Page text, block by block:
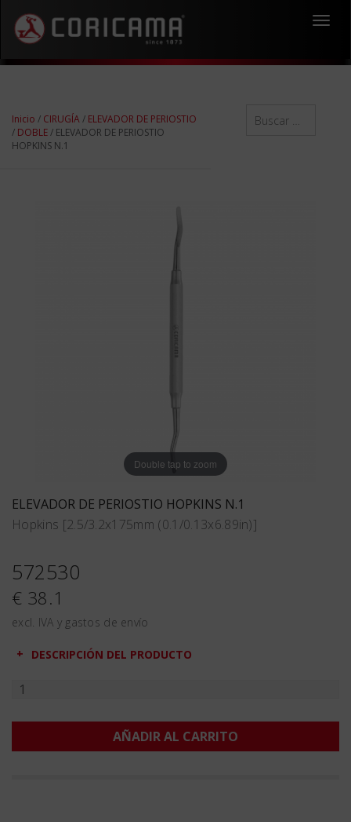
Inicio / CIRUGÍA/ ELEVADOR DE PERIOSTIO
/ DOBLE/ ELEVADOR DE PERIOSTIO
HOPKINS N.1
Double tap to zoom
ELEVADOR DE PERIOSTIO HOPKINS N.1
Hopkins [2.5/3.2x175mm (0.1/0.13x6.89in)]
572530
€ 38.1
excl. IVA y gastos de envío
DESCRIPCIÓN DEL PRODUCTO
AÑADIR AL CARRITO